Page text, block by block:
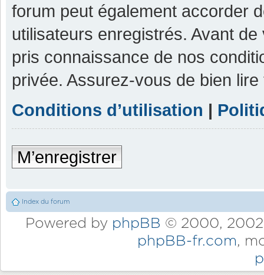
forum peut également accorder
utilisateurs enregistrés. Avant
pris connaissance de nos
privée. Assurez-vous de bien
Conditions d’utilisation |
M’enregistrer
Index du forum
Powered by phpBB © 2000,
phpBB-fr.com,